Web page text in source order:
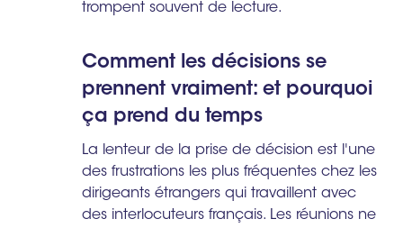
trompent souvent de lecture.
Comment les décisions se
prennent vraiment: et pourquoi
ça prend du temps
La lenteur de la prise de décision est l'une
des frustrations les plus fréquentes chez les
dirigeants étrangers qui travaillent avec
des interlocuteurs français. Les réunions ne